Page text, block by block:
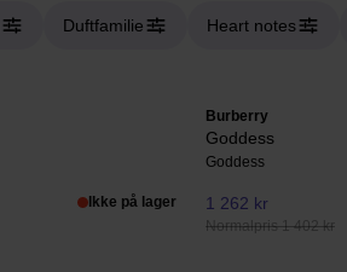
Duftfamilie Heart notes
Ikke på lager
Burberry
Goddess
Goddess
1 262 kr
Normalpris 1 402 kr